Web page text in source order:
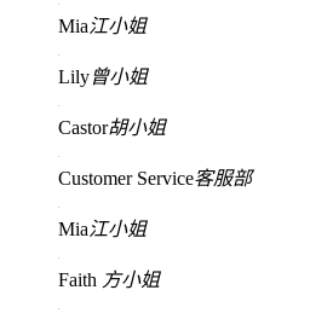
Mia江小姐
Lily曾小姐
Castor胡小姐
Customer Service客服部
Mia江小姐
Faith 方小姐